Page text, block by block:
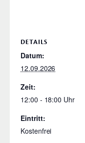
DETAILS
Datum:
12.09.2026
Zeit:
12:00 - 18:00
Eintritt:
Kostenfrei